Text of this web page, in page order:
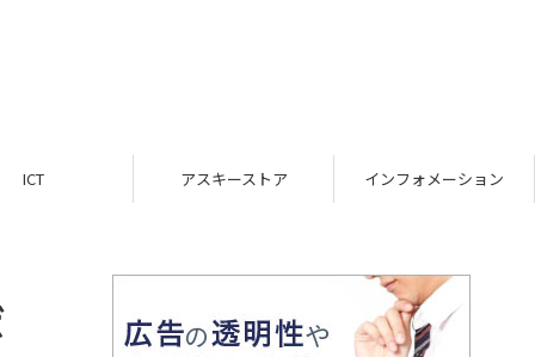
ICT アスキーストア インフォメーション